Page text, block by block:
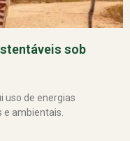
sob
uso de energias
ambientais.